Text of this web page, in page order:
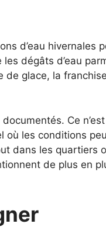
d’eau hivernales
dégâts d’eau
de glace, la
Ce
où les conditions
dans les quartiers
de plus en